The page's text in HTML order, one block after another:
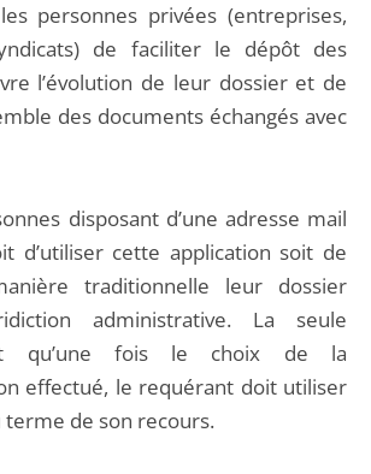
personnes privées (entreprises,
de faciliter le dépôt des
l’évolution de leur dossier et de
des documents échangés avec
disposant d’une adresse mail
d’utiliser cette application soit de
traditionnelle leur dossier
administrative. La seule
qu’une fois le choix de la
effectué, le requérant doit utiliser
terme de son recours.